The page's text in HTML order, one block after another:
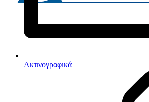
Ακτινογραφικά